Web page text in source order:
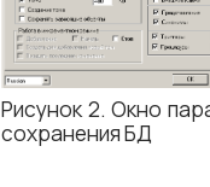
Рисунок 2. Окно
сохранения БД